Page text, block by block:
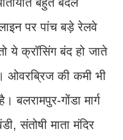
बहुत बदल
पर पांच बड़े रेलवे
ये क्रॉसिंग बंद हो जाते
ओवरब्रिज की कमी भी
बलरामपुर-गोंडा मार्ग
संतोषी माता मंदिर